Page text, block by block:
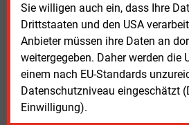
Sie willigen auch ein, dass Ihre
Drittstaaten und den USA
Anbieter müssen ihre Daten an
weitergegeben. Daher werden die
einem nach EU-Standards
Datenschutzniveau eingeschätzt
Einwilligung).
LOGIN